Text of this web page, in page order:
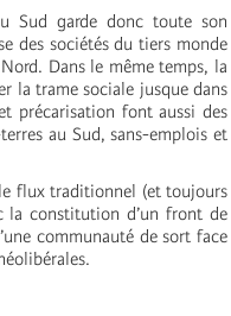
Sud garde donc toute son
des sociétés du tiers monde
Dans le même temps, la
la trame sociale jusque dans
précarisation font aussi des
au Sud, sans-emplois et
flux traditionnel (et toujours
la constitution d’un front de
communauté de sort face